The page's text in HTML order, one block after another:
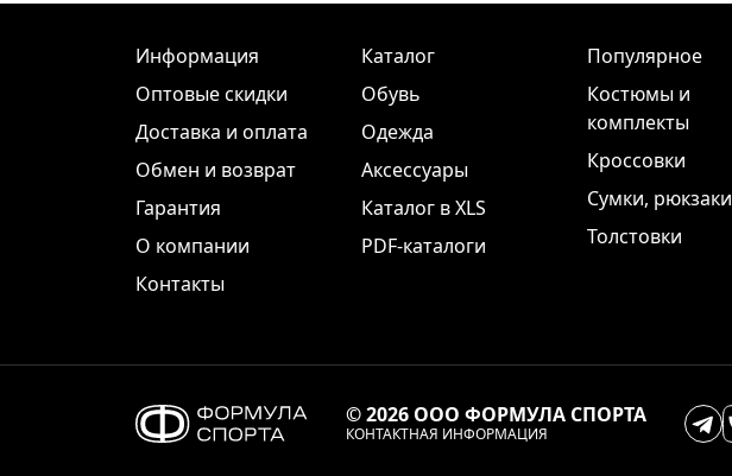
Информация
Оптовые скидки
Доставка и оплата
Обмен и возврат
Гарантия
О компании
Контакты
Каталог
Обувь
Одежда
Аксессуары
Каталог в XLS
PDF-каталоги
Популярное
Костюмы и
комплекты
Кроссовки
Сумки, рюкзаки
Толстовки
© 2026 ООО ФОРМУЛА СПОРТА
КОНТАКТНАЯ ИНФОРМАЦИЯ